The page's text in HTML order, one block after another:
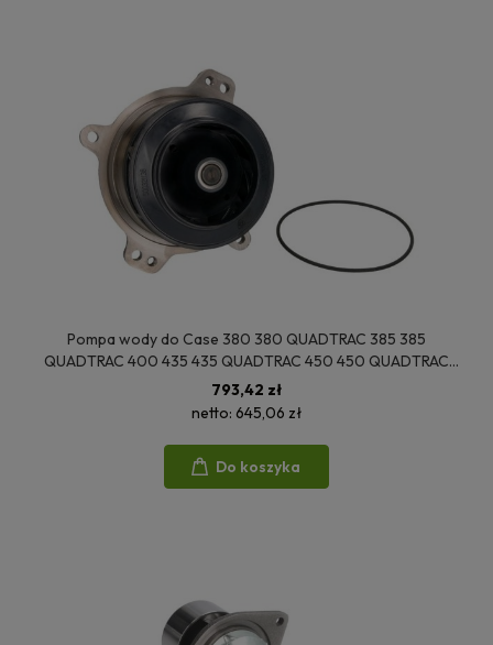
Pompa wody do Case 380 380 QUADTRAC 385 385
QUADTRAC 400 435 435 QUADTRAC 450 450 QUADTRAC
470 480 480 QUADTRAC 485 485 QUADTRAC 500 500
QUADTRAC New Holland CR9070 ELEVATION T9030 T9040
T9050 TJ380 TJ430 5801807834 5801931144 08054EC
793,42 zł
netto: 645,06 zł
Do koszyka